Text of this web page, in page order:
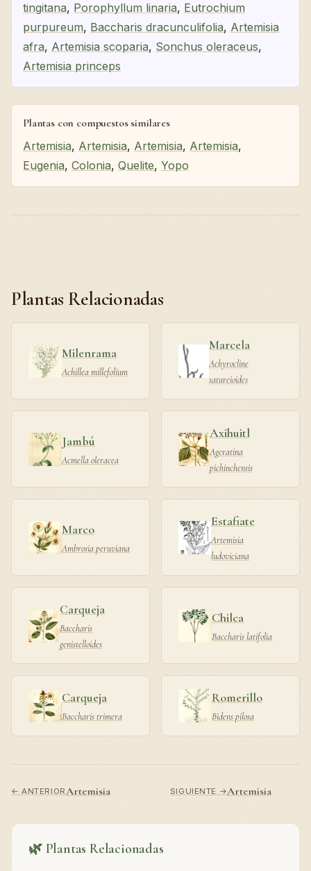
tingitana, Porophyllum linaria, Eutrochium
purpureum, Baccharis dracunculifolia, Artemisia
afra, Artemisia scoparia, Sonchus oleraceus,
Artemisia princeps
Plantas con compuestos similares
Artemisia, Artemisia, Artemisia, Artemisia,
Eugenia, Colonia, Quelite, Yopo
Plantas Relacionadas
Milenrama
Achillea millefolium
Marcela
Achyrocline
satureioides
Jambú
Acmella oleracea
Axihuitl
Ageratina
pichinchensis
Marco
Ambrosia peruviana
Estafiate
Artemisia
ludoviciana
Carqueja
Baccharis
genistelloides
Chilca
Baccharis latifolia
Carqueja
Baccharis trimera
Romerillo
Bidens pilosa
← ANTERIORArtemisia SIGUIENTE →Artemisia
🌿 Plantas Relacionadas